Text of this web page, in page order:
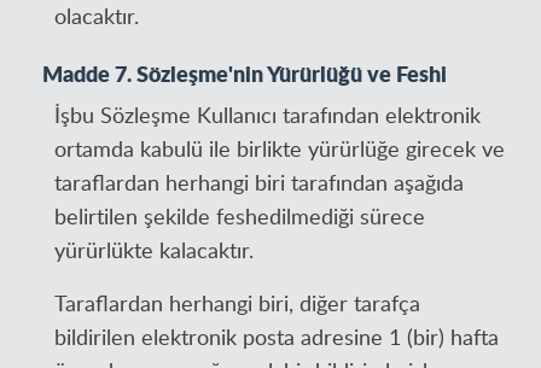
olacaktır.
Madde 7. Sözleşme'nin Yürürlüğü ve Feshi
İşbu Sözleşme Kullanıcı tarafından elektronik
ortamda kabulü ile birlikte yürürlüğe girecek ve
taraflardan herhangi biri tarafından aşağıda
belirtilen şekilde feshedilmediği sürece
yürürlükte kalacaktır.
Taraflardan herhangi biri, diğer tarafça
bildirilen elektronik posta adresine 1 (bir) hafta